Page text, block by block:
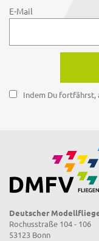
E-Mail
Indem Du fortfährst,
Deutscher
Rochusstraße 104 - 106
53123 Bonn